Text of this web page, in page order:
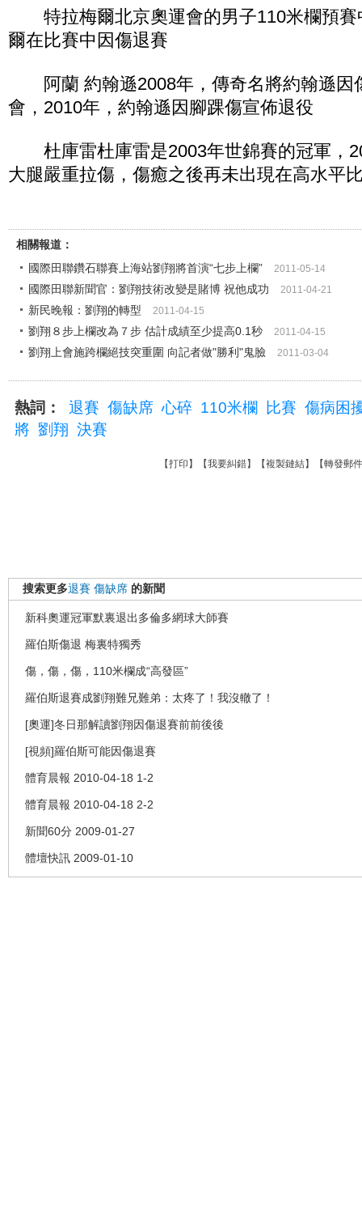
特拉梅爾北京奧運會的男子110米欄預賽
爾在比賽中因傷退賽
阿蘭 約翰遜2008年，傳奇名將約翰遜因
會，2010年，約翰遜因腳踝傷宣佈退役
杜庫雷杜庫雷是2003年世錦賽的冠軍，
大腿嚴重拉傷，傷癒之後再未出現在高水平
相關報道：
國際田聯鑽石聯賽上海站劉翔將首演“七步上欄”
2011-05-14
國際田聯新聞官：劉翔技術改變是賭博 祝他成功 2011-04-21
新民晚報：劉翔的轉型 2011-04-15
劉翔８步上欄改為７步 估計成績至少提高0.1秒 2011-04-15
劉翔上會施跨欄絕技突重圍 向記者做"勝利"鬼臉 2011-03-04
熱詞： 退賽 傷缺席 心碎 110米欄 比賽 傷病困
將 劉翔 決賽
【打印 】【我要糾錯】【複製鏈結】【轉發郵件
搜索更多退賽 傷缺席 的新聞
新科奧運冠軍默裏退出多倫多網球大師賽
羅伯斯傷退 梅裏特獨秀
傷，傷，傷，110米欄成“高發區”
羅伯斯退賽成劉翔難兄難弟：太疼了！我沒轍了！
[奧運]冬日那解讀劉翔因傷退賽前前後後
[視頻]羅伯斯可能因傷退賽
體育晨報 2010-04-18 1-2
體育晨報 2010-04-18 2-2
新聞60分 2009-01-27
體壇快訊 2009-01-10